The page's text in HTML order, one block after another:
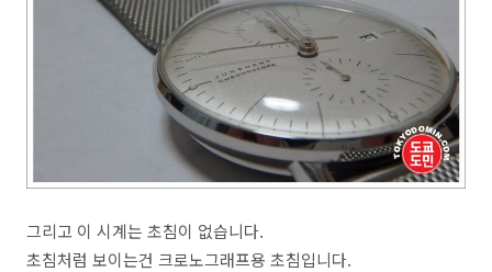
그리고 이 시계는 초침이 없습니다.
초침처럼 보이는건 크로노그래프용 초침입니다.